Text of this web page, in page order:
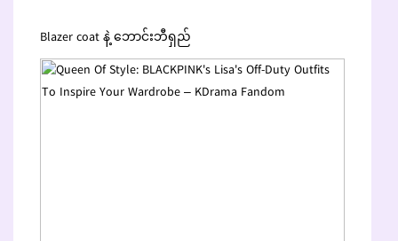
Blazer coat နဲ့ ဘောင်းဘီရှည်